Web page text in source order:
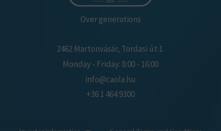
Over generations
2462 Martonvásár, Tordasi út 1.
Monday - Friday: 8:00 - 16:00
info@caola.hu
+36 1 464 9300